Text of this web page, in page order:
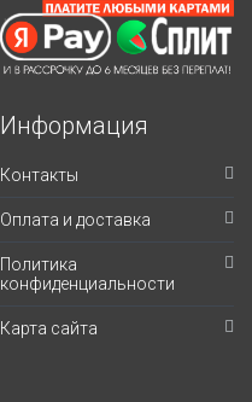
Информация
Контакты
Оплата и доставка
Политика
конфиденциальности
Карта сайта